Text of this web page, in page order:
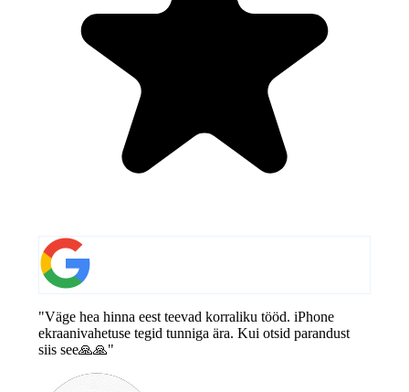
"Väge hea hinna eest teevad korraliku tööd. iPhone
ekraanivahetuse tegid tunniga ära. Kui otsid parandust
siis see🙏🙏"